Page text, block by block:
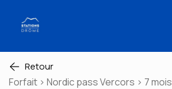
Retour
Forfait > Nordic pass Vercors > 7 mois